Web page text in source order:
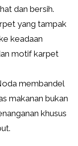
dan bersih.
yang tampak
keadaan
motif karpet
membandel
makanan bukan
khusus